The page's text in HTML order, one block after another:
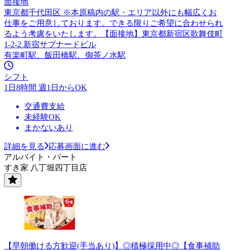
東京都千代田区 ※本原稿内の駅・エリア以外にも幅広くお
仕事をご用意しております。できる限りご希望に合わせられ
るよう考慮をいたします。【面接地】東京都新宿区歌舞伎町
1-2-2 新宿サブナードビル
有楽町駅、飯田橋駅、御茶ノ水駅
シフト
1日8時間 週1日からOK
交通費支給
未経験OK
まかないあり
詳細を見る
応募画面に進む
アルバイト・パート
すき家 八丁堀四丁目店
【早朝働ける方歓迎(手当あり)】◎積極採用中◎【食事補助